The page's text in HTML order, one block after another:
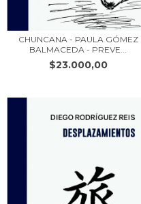
CHUNCANA - PAULA GÓMEZ
BALMACEDA - PREVE...
$23.000,00